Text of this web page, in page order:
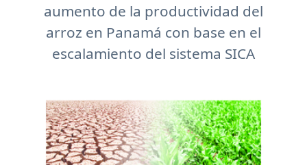
aumento de la productividad del
arroz en Panamá con base en el
escalamiento del sistema SICA